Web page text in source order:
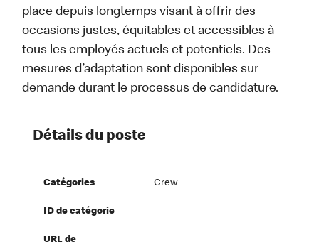
place depuis longtemps visant à offrir des
occasions justes, équitables et accessibles à
tous les employés actuels et potentiels. Des
mesures d’adaptation sont disponibles sur
demande durant le processus de candidature.
Détails du poste
Catégories Crew
ID de catégorie
URL de